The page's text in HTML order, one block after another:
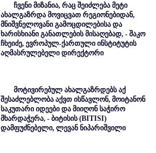
ჩვენი მიზანია, რაც შეიძლება მეტი
ახალგაზრდა მოვიცვათ რეგიონებიდან,
მნიშვნელოვანი გამოცდილებისა და
ხარისხიანი განათლების მისაღებად, - შაკო
ჩხეიძე, ევროპულ-ქართული ინსტიტუტის
აღმასრულებელი დირექტორი
მოტივირებულ ახალგაზრდებს აქ
შესაძლებლობა აქვთ ისწავლონ, მოიტანონ
საკუთარი იდეები და მიიღონ საჭირო
მხარდაჭერა, - ბიტისის (BITISI)
დამფუძნებელი, ლევან ნიპარიშვილი